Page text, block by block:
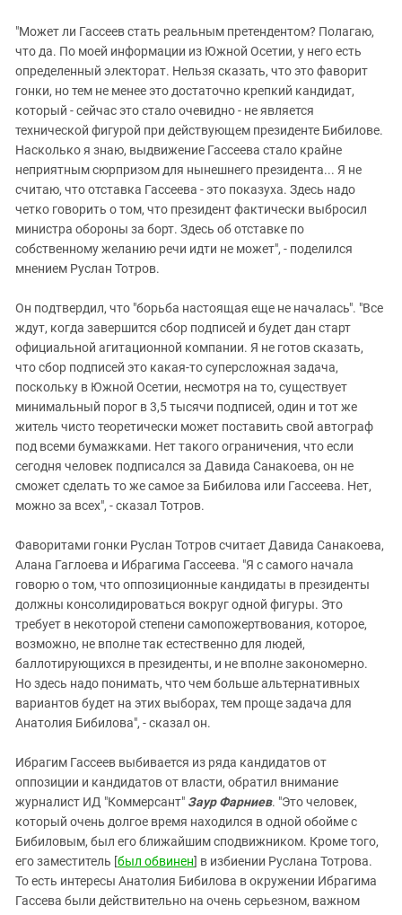
"Может ли Гассеев стать реальным претендентом? Полагаю,
что да. По моей информации из Южной Осетии, у него есть
определенный электорат. Нельзя сказать, что это фаворит
гонки, но тем не менее это достаточно крепкий кандидат,
который - сейчас это стало очевидно - не является
технической фигурой при действующем президенте Бибилове.
Насколько я знаю, выдвижение Гассеева стало крайне
неприятным сюрпризом для нынешнего президента... Я не
считаю, что отставка Гассеева - это показуха. Здесь надо
четко говорить о том, что президент фактически выбросил
министра обороны за борт. Здесь об отставке по
собственному желанию речи идти не может", - поделился
мнением Руслан Тотров.
Он подтвердил, что "борьба настоящая еще не началась". "Все
ждут, когда завершится сбор подписей и будет дан старт
официальной агитационной компании. Я не готов сказать,
что сбор подписей это какая-то суперсложная задача,
поскольку в Южной Осетии, несмотря на то, существует
минимальный порог в 3,5 тысячи подписей, один и тот же
житель чисто теоретически может поставить свой автограф
под всеми бумажками. Нет такого ограничения, что если
сегодня человек подписался за Давида Санакоева, он не
сможет сделать то же самое за Бибилова или Гассеева. Нет,
можно за всех", - сказал Тотров.
Фаворитами гонки Руслан Тотров считает Давида Санакоева,
Алана Гаглоева и Ибрагима Гассеева. "Я с самого начала
говорю о том, что оппозиционные кандидаты в президенты
должны консолидироваться вокруг одной фигуры. Это
требует в некоторой степени самопожертвования, которое,
возможно, не вполне так естественно для людей,
баллотирующихся в президенты, и не вполне закономерно.
Но здесь надо понимать, что чем больше альтернативных
вариантов будет на этих выборах, тем проще задача для
Анатолия Бибилова", - сказал он.
Ибрагим Гассеев выбивается из ряда кандидатов от
оппозиции и кандидатов от власти, обратил внимание
журналист ИД "Коммерсант" Заур Фарниев. "Это человек,
который очень долгое время находился в одной обойме с
Бибиловым, был его ближайшим сподвижником. Кроме того,
его заместитель [был обвинен] в избиении Руслана Тотрова.
То есть интересы Анатолия Бибилова в окружении Ибрагима
Гассева были действительно на очень серьезном, важном